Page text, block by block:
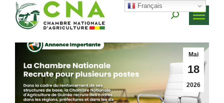
Recherche
Mai
18
2026
Français